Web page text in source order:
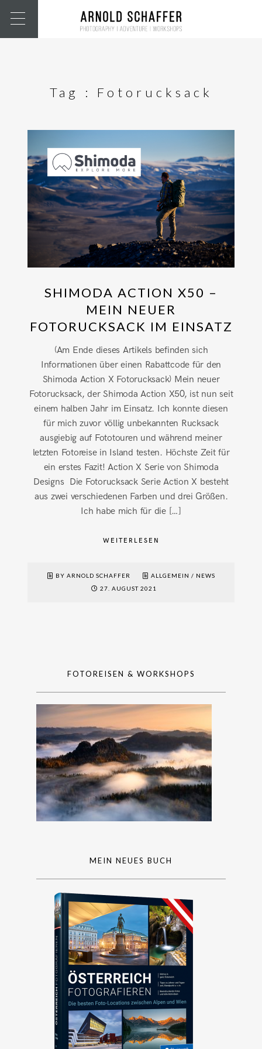
Tag : Fotorucksack
SHIMODA ACTION X50 –
MEIN NEUER
FOTORUCKSACK IM EINSATZ
(Am Ende dieses Artikels befinden sich
Informationen über einen Rabattcode für den
Shimoda Action X Fotorucksack) Mein neuer
Fotorucksack, der Shimoda Action X50, ist nun seit
einem halben Jahr im Einsatz. Ich konnte diesen
für mich zuvor völlig unbekannten Rucksack
ausgiebig auf Fototouren und während meiner
letzten Fotoreise in Island testen. Höchste Zeit für
ein erstes Fazit! Action X Serie von Shimoda
Designs Die Fotorucksack Serie Action X besteht
aus zwei verschiedenen Farben und drei Größen.
Ich habe mich für die […]
WEITERLESEN
BY ARNOLD SCHAFFER ALLGEMEIN / NEWS
27. AUGUST 2021
FOTOREISEN & WORKSHOPS
MEIN NEUES BUCH